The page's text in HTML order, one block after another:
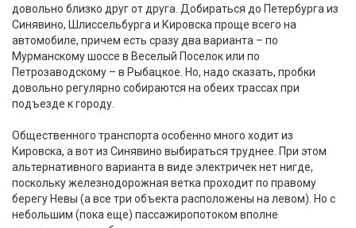
довольно близко друг от друга. Добираться до Петербурга из
Синявино, Шлиссельбурга и Кировска проще всего на
автомобиле, причем есть сразу два варианта – по
Мурманскому шоссе в Веселый Поселок или по
Петрозаводскому – в Рыбацкое. Но, надо сказать, пробки
довольно регулярно собираются на обеих трассах при
подъезде к городу.
Общественного транспорта особенно много ходит из
Кировска, а вот из Синявино выбираться труднее. При этом
альтернативного варианта в виде электричек нет нигде,
поскольку железнодорожная ветка проходит по правому
берегу Невы (а все три объекта расположены на левом). Но с
небольшим (пока еще) пассажиропотоком вполне